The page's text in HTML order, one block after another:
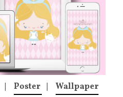
Poster
Wallpaper